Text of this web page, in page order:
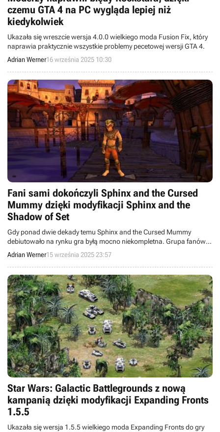
czemu GTA 4 na PC wygląda lepiej niż
kiedykolwiek
Ukazała się wreszcie wersja 4.0.0 wielkiego moda Fusion Fix, który
naprawia praktycznie wszystkie problemy pecetowej wersji GTA 4.
Adrian Werner16 września 2025 10:30
Fani sami dokończyli Sphinx and the Cursed
Mummy dzięki modyfikacji Sphinx and the
Shadow of Set
Gdy ponad dwie dekady temu Sphinx and the Cursed Mummy
debiutowało na rynku gra byłą mocno niekompletna. Grupa fanów
odtworzyła jednak oryginalną wizję autorów.
Adrian Werner15 września 2025 23:57
Star Wars: Galactic Battlegrounds z nową
kampanią dzięki modyfikacji Expanding Fronts
1.5.5
Ukazała się wersja 1.5.5 wielkiego moda Expanding Fronts do gry